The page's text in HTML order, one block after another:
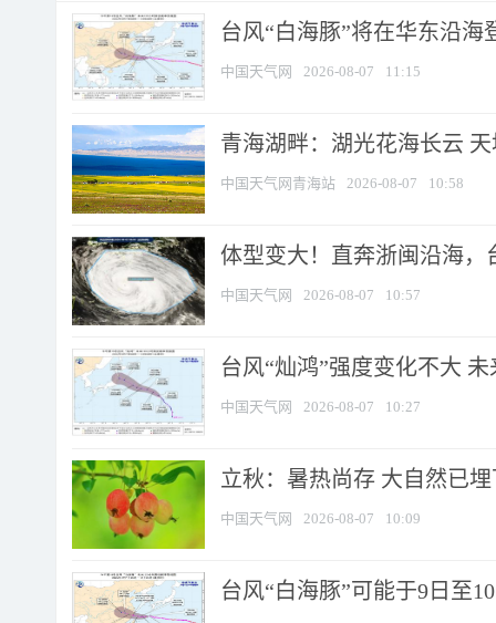
台风“白海豚”将在华东沿
中国天气网 2026-08-07 11:15
青海湖畔：湖光花海长云
中国天气网青海站 2026-08-07 10:58
体型变大！直奔浙闽沿海，
中国天气网 2026-08-07 10:57
台风“灿鸿”强度变化不大
中国天气网 2026-08-07 10:27
立秋：暑热尚存 大自然已
中国天气网 2026-08-07 10:09
台风“白海豚”可能于9日至